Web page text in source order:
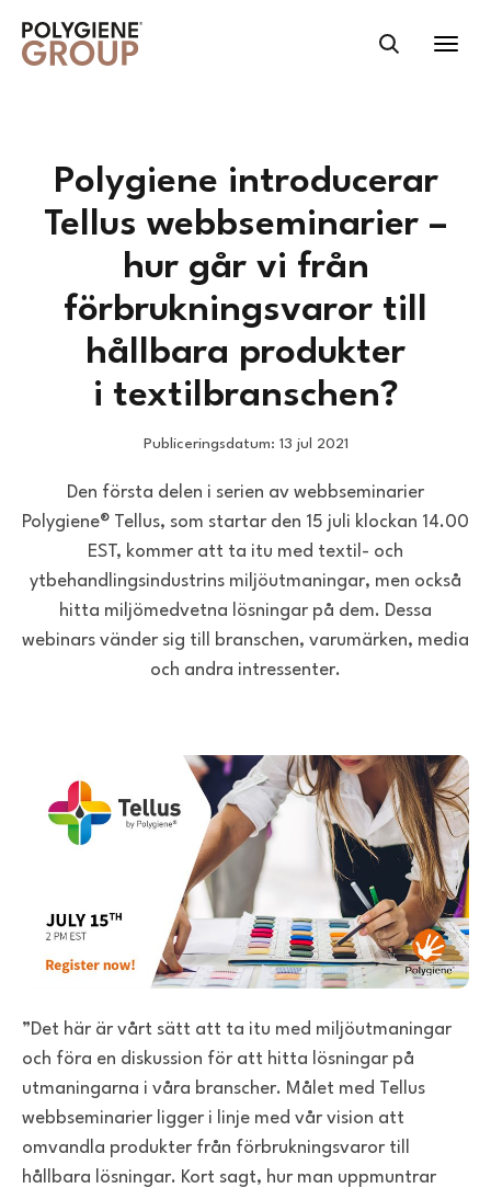
Polygiene introducerar
Tellus webbseminarier –
hur går vi från
förbrukningsvaror till
hållbara produkter
i textilbranschen?
Publiceringsdatum: 13 jul 2021
Den första delen i serien av webbseminarier
Polygiene® Tellus, som startar den 15 juli klockan 14.00
EST, kommer att ta itu med textil- och
ytbehandlingsindustrins miljöutmaningar, men också
hitta miljömedvetna lösningar på dem. Dessa
webinars vänder sig till branschen, varumärken, media
och andra intressenter.
”Det här är vårt sätt att ta itu med miljöutmaningar
och föra en diskussion för att hitta lösningar på
utmaningarna i våra branscher. Målet med Tellus
webbseminarier ligger i linje med vår vision att
omvandla produkter från förbrukningsvaror till
hållbara lösningar. Kort sagt, hur man uppmuntrar